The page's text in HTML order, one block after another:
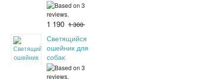
1 190 1 300
Светящийся
ошейник для
собак